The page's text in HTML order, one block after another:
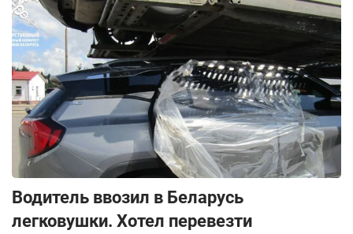
Водитель ввозил в Беларусь
легковушки. Хотел перевезти